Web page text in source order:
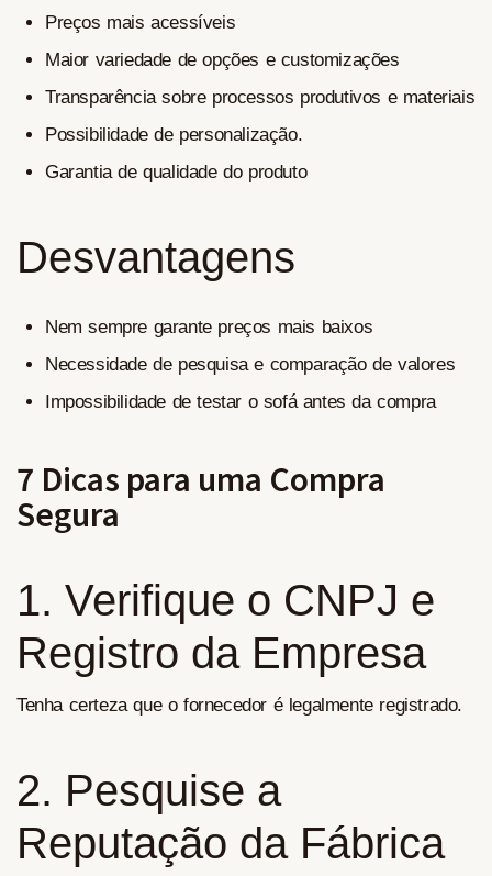
Preços mais acessíveis
Maior variedade de opções e customizações
Transparência sobre processos produtivos e materiais
Possibilidade de personalização.
Garantia de qualidade do produto
Desvantagens
Nem sempre garante preços mais baixos
Necessidade de pesquisa e comparação de valores
Impossibilidade de testar o sofá antes da compra
7 Dicas para uma Compra
Segura
1. Verifique o CNPJ e
Registro da Empresa
Tenha certeza que o fornecedor é legalmente registrado.
2. Pesquise a
Reputação da Fábrica